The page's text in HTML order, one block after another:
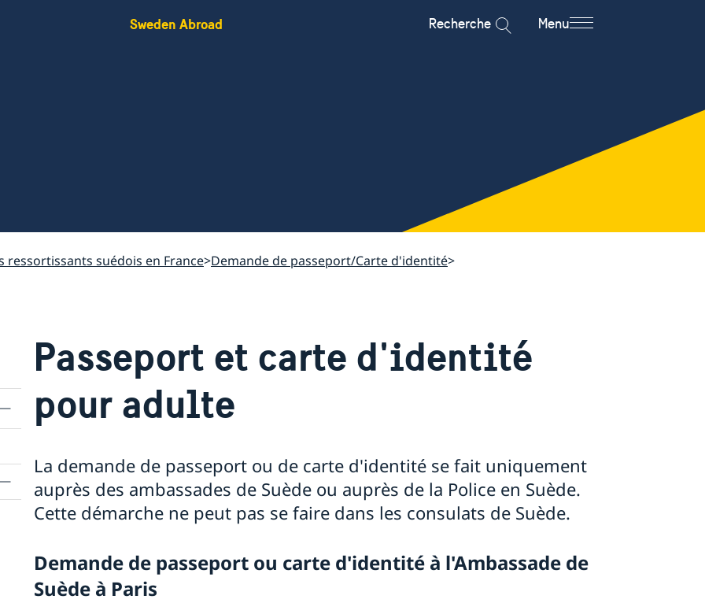
Sweden Abroad Recherche Menu
ressortissants suédois en France Demande de passeport/Carte d'identité
Passeport et carte d'identité
pour adulte
La demande de passeport ou de carte d'identité se fait uniquement
auprès des ambassades de Suède ou auprès de la Police en Suède.
Cette démarche ne peut pas se faire dans les consulats de Suède.
Demande de passeport ou carte d'identité à l'Ambassade de
Suède à Paris